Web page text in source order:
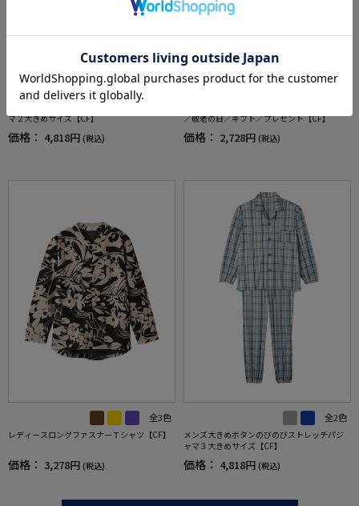
マ２大きめサイズ【CF】
価格： 4,818円 (税込)
／敬老の日／ギフト／プレゼント【CF】
価格： 2,728円 (税込)
全3色
レディースロングファスナーＴシャツ【CF】
価格： 3,278円 (税込)
全2色
メンズ大きめボタンのびのびストレッチパジ
ャマ３大きめサイズ【CF】
価格： 4,818円 (税込)